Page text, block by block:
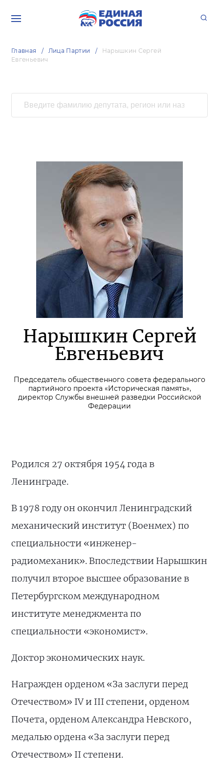
Главная Лица Партии
Нарышкин Сергей
Евгеньевич
Нарышкин Сергей
Евгеньевич
Председатель общественного совета федерального
партийного проекта «Историческая память»,
директор Службы внешней разведки Российской
Федерации
Родился 27 октября 1954 года в
Ленинграде.
В 1978 году он окончил Ленинградский
механический институт (Военмех) по
специальности «инженер-
радиомеханик». Впоследствии Нарышкин
получил второе высшее образование в
Петербургском международном
институте менеджмента по
специальности «экономист».
Доктор экономических наук.
Награжден орденом «За заслуги перед
Отечеством» IV и III степени, орденом
Почета, орденом Александра Невского,
медалью ордена «За заслуги перед
Отечеством» II степени.